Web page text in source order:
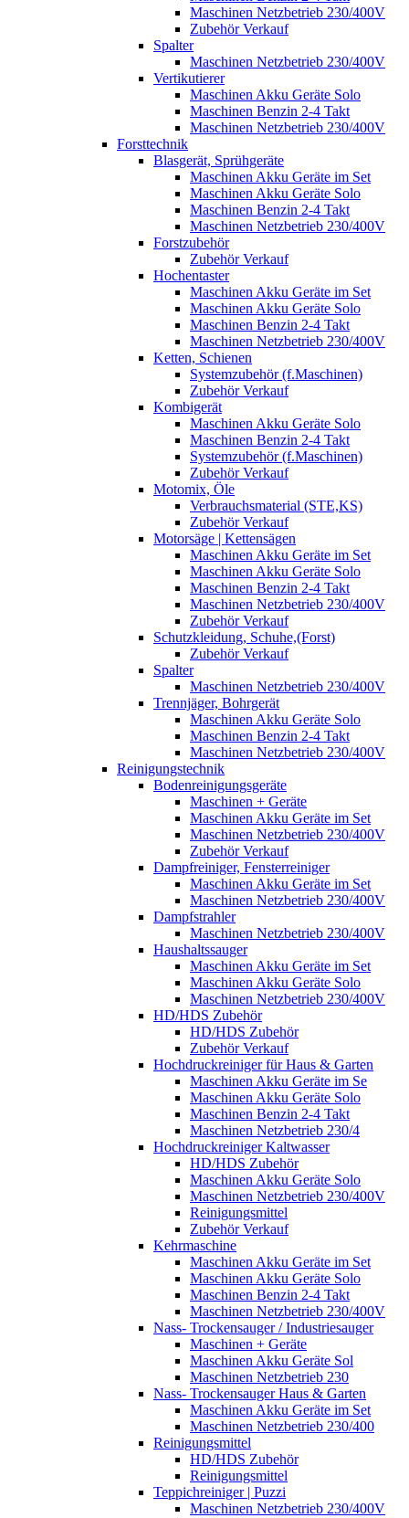
Maschinen Netzbetrieb 230/400V
Zubehör Verkauf
Spalter
Maschinen Netzbetrieb 230/400V
Vertikutierer
Maschinen Akku Geräte Solo
Maschinen Benzin 2-4 Takt
Maschinen Netzbetrieb 230/400V
Forsttechnik
Blasgerät, Sprühgeräte
Maschinen Akku Geräte im Set
Maschinen Akku Geräte Solo
Maschinen Benzin 2-4 Takt
Maschinen Netzbetrieb 230/400V
Forstzubehör
Zubehör Verkauf
Hochentaster
Maschinen Akku Geräte im Set
Maschinen Akku Geräte Solo
Maschinen Benzin 2-4 Takt
Maschinen Netzbetrieb 230/400V
Ketten, Schienen
Systemzubehör (f.Maschinen)
Zubehör Verkauf
Kombigerät
Maschinen Akku Geräte Solo
Maschinen Benzin 2-4 Takt
Systemzubehör (f.Maschinen)
Zubehör Verkauf
Motomix, Öle
Verbrauchsmaterial (STE,KS)
Zubehör Verkauf
Motorsäge | Kettensägen
Maschinen Akku Geräte im Set
Maschinen Akku Geräte Solo
Maschinen Benzin 2-4 Takt
Maschinen Netzbetrieb 230/400V
Zubehör Verkauf
Schutzkleidung, Schuhe,(Forst)
Zubehör Verkauf
Spalter
Maschinen Netzbetrieb 230/400V
Trennjäger, Bohrgerät
Maschinen Akku Geräte Solo
Maschinen Benzin 2-4 Takt
Maschinen Netzbetrieb 230/400V
Reinigungstechnik
Bodenreinigungsgeräte
Maschinen + Geräte
Maschinen Akku Geräte im Set
Maschinen Netzbetrieb 230/400V
Zubehör Verkauf
Dampfreiniger, Fensterreiniger
Maschinen Akku Geräte im Set
Maschinen Netzbetrieb 230/400V
Dampfstrahler
Maschinen Netzbetrieb 230/400V
Haushaltssauger
Maschinen Akku Geräte im Set
Maschinen Akku Geräte Solo
Maschinen Netzbetrieb 230/400V
HD/HDS Zubehör
HD/HDS Zubehör
Zubehör Verkauf
Hochdruckreiniger für Haus & Garten
Maschinen Akku Geräte im Se
Maschinen Akku Geräte Solo
Maschinen Benzin 2-4 Takt
Maschinen Netzbetrieb 230/4
Hochdruckreiniger Kaltwasser
HD/HDS Zubehör
Maschinen Akku Geräte Solo
Maschinen Netzbetrieb 230/400V
Reinigungsmittel
Zubehör Verkauf
Kehrmaschine
Maschinen Akku Geräte im Set
Maschinen Akku Geräte Solo
Maschinen Benzin 2-4 Takt
Maschinen Netzbetrieb 230/400V
Nass- Trockensauger / Industriesauger
Maschinen + Geräte
Maschinen Akku Geräte Sol
Maschinen Netzbetrieb 230
Nass- Trockensauger Haus & Garten
Maschinen Akku Geräte im Set
Maschinen Netzbetrieb 230/400
Reinigungsmittel
HD/HDS Zubehör
Reinigungsmittel
Teppichreiniger | Puzzi
Maschinen Netzbetrieb 230/400V